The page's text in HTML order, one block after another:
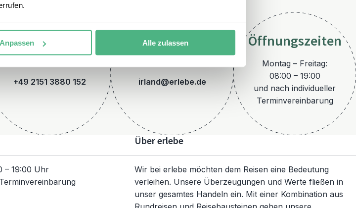
Anpassen Alle zulassen
Telefon
+49 2151 3880 152
E-Mail
irland@erlebe.de
Öffnungszeiten
Montag – Freitag:
08:00 – 19:00
und nach individueller
Terminvereinbarung
– 19:00 Uhr
Über erlebe
Wir bei erlebe möchten dem Reisen eine Bedeutung
verleihen. Unsere Überzeugungen und Werte fließen in
unser gesamtes Handeln ein. Mit einer Kombination aus